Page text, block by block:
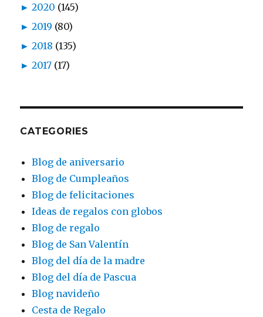
► 2020 (145)
► 2019 (80)
► 2018 (135)
► 2017 (17)
CATEGORIES
Blog de aniversario
Blog de Cumpleaños
Blog de felicitaciones
Ideas de regalos con globos
Blog de regalo
Blog de San Valentín
Blog del día de la madre
Blog del día de Pascua
Blog navideño
Cesta de Regalo